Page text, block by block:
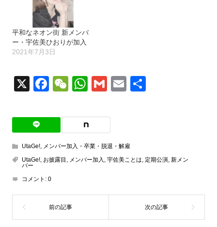
平和なネオン街 新メンバ
ー・宇佐美ひおりが加入
2021年7月3日
X Facebook
WeChat
WhatsApp
GmailEmail
UtaGe!, メンバー加入・卒業・脱退・解雇
UtaGe!, お披露目 , メンバー加入 , 宇佐美ことは, 定期公演, 新メン
バー
コメント: 0